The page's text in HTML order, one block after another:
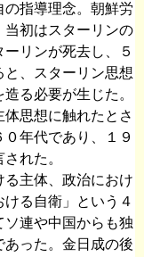
指導理念。朝鮮労
当初はスターリンの
リンが死去し、５
と、スターリン思想
る必要が生じた。
思想に触れたとさ
年代であり、１９
れた。
主体、政治におけ
る自衛」という４
連や中国からも独
った。金日成の後